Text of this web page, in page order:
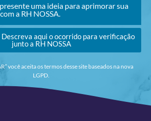
uma ideia para aprimorar sua
a RH NOSSA.
aqui o ocorrido para verificação
junto a RH NOSSA
você aceita os termos desse site baseados na nova
LGPD.